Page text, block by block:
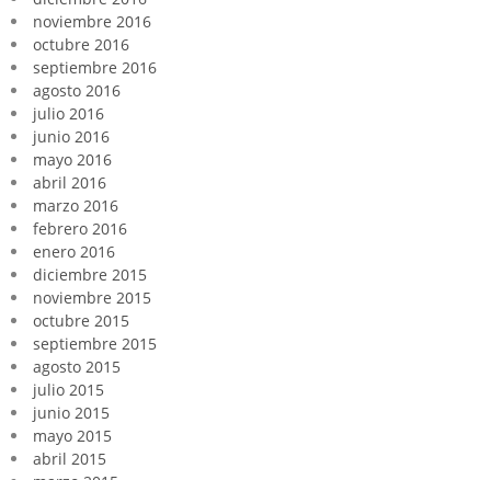
noviembre 2016
octubre 2016
septiembre 2016
agosto 2016
julio 2016
junio 2016
mayo 2016
abril 2016
marzo 2016
febrero 2016
enero 2016
diciembre 2015
noviembre 2015
octubre 2015
septiembre 2015
agosto 2015
julio 2015
junio 2015
mayo 2015
abril 2015